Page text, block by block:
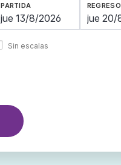
PARTIDA REGRESO
Sin escalas